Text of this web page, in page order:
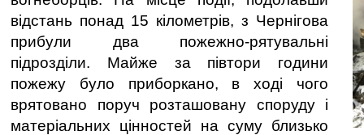
відстань понад 15 кілометрів, з Чернігова
прибули два пожежно-рятувальні
підрозділи. Майже за півтори години
пожежу було приборкано, в ході чого
врятовано поруч розташовану споруду і
матеріальних цінностей на суму близько